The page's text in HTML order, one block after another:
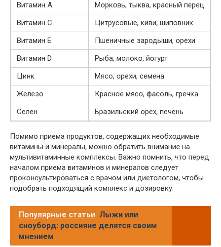
Витамин A
Морковь, тыква, красный перец
Витамин C
Цитрусовые, киви, шиповник
Витамин E
Пшеничные зародыши, орехи
Витамин D
Рыба, молоко, йогурт
Цинк
Мясо, орехи, семена
Железо
Красное мясо, фасоль, гречка
Селен
Бразильский орех, печень
Помимо приема продуктов, содержащих необходимые
витамины и минералы, можно обратить внимание на
мультивитаминные комплексы. Важно помнить, что перед
началом приема витаминов и минералов следует
проконсультироваться с врачом или диетологом, чтобы
подобрать подходящий комплекс и дозировку.
Популярные статьи Лыжи или
сноуборд: россияне делятся своим
мнением